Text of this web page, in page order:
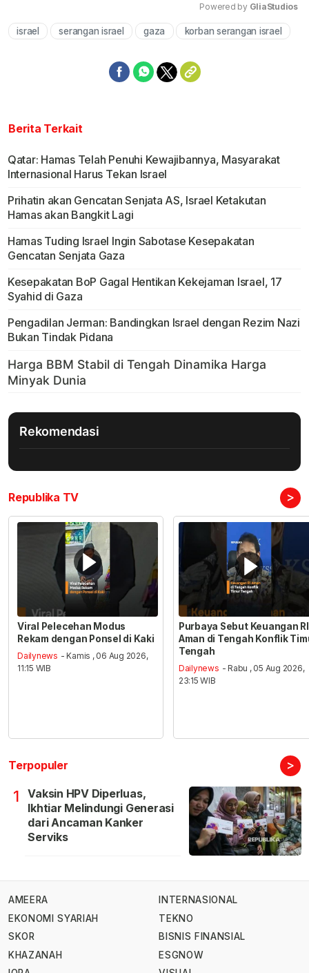
Mute
Powered by GliaStudios
israel serangan israel gaza korban serangan israel
Berita Terkait
Qatar: Hamas Telah Penuhi Kewajibannya, Masyarakat
Internasional Harus Tekan Israel
Prihatin akan Gencatan Senjata AS, Israel Ketakutan
Hamas akan Bangkit Lagi
Hamas Tuding Israel Ingin Sabotase Kesepakatan
Gencatan Senjata Gaza
Kesepakatan BoP Gagal Hentikan Kekejaman Israel, 17
Syahid di Gaza
Pengadilan Jerman: Bandingkan Israel dengan Rezim Nazi
Bukan Tindak Pidana
Rekomendasi
Republika TV >
Viral Pelecehan Modus
Rekam dengan Ponsel di Kaki
Dailynews - Kamis , 06 Aug 2026,
11:15 WIB
Purbaya Sebut Keuangan RI
Aman di Tengah Konflik
Tengah
Dailynews - Rabu , 05 Aug 2026,
23:15 WIB
Terpopuler >
1
Vaksin HPV Diperluas,
Ikhtiar Melindungi Generasi
dari Ancaman Kanker
Serviks
AMEERA
EKONOMI SYARIAH
SKOR
KHAZANAH
INTERNASIONAL
TEKNO
BISNIS FINANSIAL
ESGNOW